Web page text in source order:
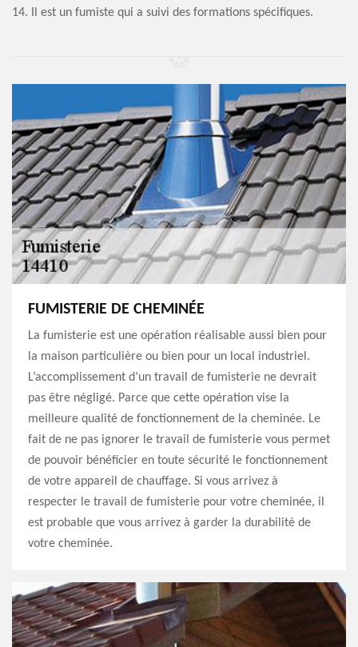
14. Il est un fumiste qui a suivi des formations spécifiques.
FUMISTERIE DE CHEMINÉE
La fumisterie est une opération réalisable aussi bien pour
la maison particulière ou bien pour un local industriel.
L’accomplissement d’un travail de fumisterie ne devrait
pas être négligé. Parce que cette opération vise la
meilleure qualité de fonctionnement de la cheminée. Le
fait de ne pas ignorer le travail de fumisterie vous permet
de pouvoir bénéficier en toute sécurité le fonctionnement
de votre appareil de chauffage. Si vous arrivez à
respecter le travail de fumisterie pour votre cheminée, il
est probable que vous arrivez à garder la durabilité de
votre cheminée.